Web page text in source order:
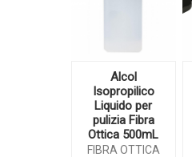
Alcol
Isopropilico
Liquido per
pulizia Fibra
Ottica 500mL
FIBRA OTTICA